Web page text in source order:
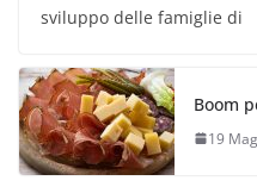
sviluppo delle famiglie di
Boom
19